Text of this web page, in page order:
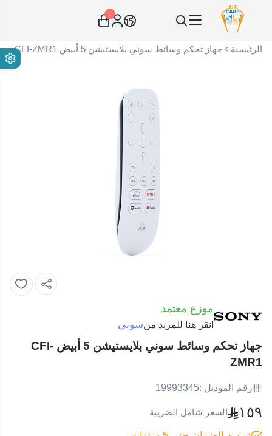
عناية الهواء | شريك سكني الاستراتيجي
٠
الرئيسية جهاز تحكم وسائط سوني بلايستيشن 5 أبيض CFI-ZMR1
موزع معتمد
انقر هنا للمزيد منسوني
جهاز تحكم وسائط سوني بلايستيشن 5 أبيض CFI-
ZMR1
رقم الموديل :19993345
١٥٩ السعر شامل الضريبة